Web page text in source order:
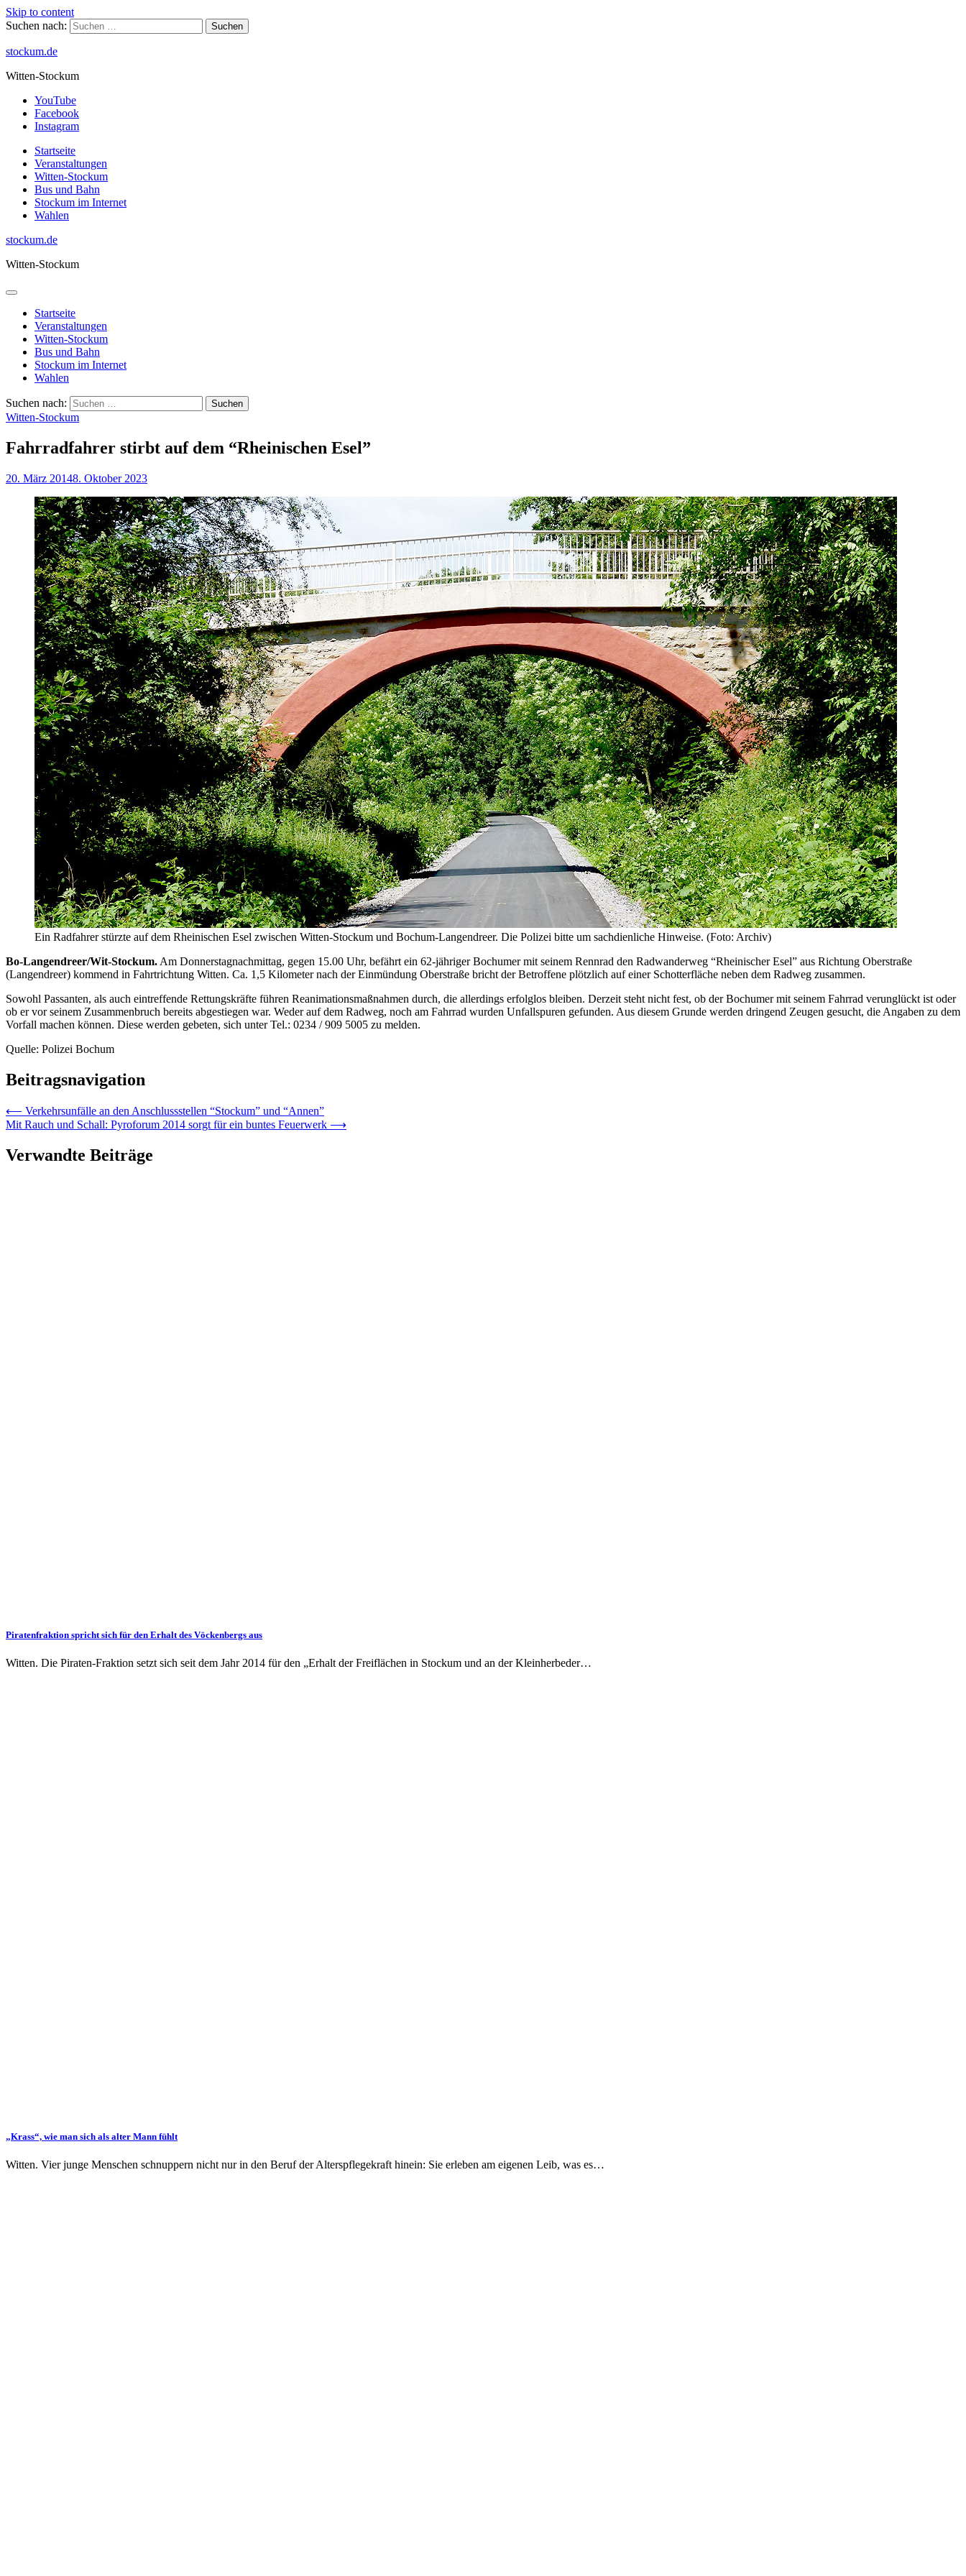
Skip to content
Suchen nach:
stockum.de
Witten-Stockum
YouTube
Facebook
Instagram
Startseite
Veranstaltungen
Witten-Stockum
Bus und Bahn
Stockum im Internet
Wahlen
stockum.de
Witten-Stockum
Startseite
Veranstaltungen
Witten-Stockum
Bus und Bahn
Stockum im Internet
Wahlen
Suchen nach:
Witten-Stockum
Fahrradfahrer stirbt auf dem “Rheinischen Esel”
20. März 20148. Oktober 2023
Ein Radfahrer stürzte auf dem Rheinischen Esel zwischen Witten-Stockum und Bochum-Langendreer. Die Polizei bitte um sachdienliche Hinweise. (Foto: Archiv)
Bo-Langendreer/Wit-Stockum. Am Donnerstagnachmittag, gegen 15.00 Uhr, befährt ein 62-jähriger Bochumer mit seinem Rennrad den Radwanderweg “Rheinischer Esel” aus Richtung Oberstraße
(Langendreer) kommend in Fahrtrichtung Witten. Ca. 1,5 Kilometer nach der Einmündung Oberstraße bricht der Betroffene plötzlich auf einer Schotterfläche neben dem Radweg zusammen.
Sowohl Passanten, als auch eintreffende Rettungskräfte führen Reanimationsmaßnahmen durch, die allerdings erfolglos bleiben. Derzeit steht nicht fest, ob der Bochumer mit seinem Fahrrad verunglückt ist oder
ob er vor seinem Zusammenbruch bereits abgestiegen war. Weder auf dem Radweg, noch am Fahrrad wurden Unfallspuren gefunden. Aus diesem Grunde werden dringend Zeugen gesucht, die Angaben zu dem
Vorfall machen können. Diese werden gebeten, sich unter Tel.: 0234 / 909 5005 zu melden.
Quelle: Polizei Bochum
Beitragsnavigation
⟵ Verkehrsunfälle an den Anschlussstellen “Stockum” und “Annen”
Mit Rauch und Schall: Pyroforum 2014 sorgt für ein buntes Feuerwerk ⟶
Verwandte Beiträge
Piratenfraktion spricht sich für den Erhalt des Vöckenbergs aus
Witten. Die Piraten-Fraktion setzt sich seit dem Jahr 2014 für den „Erhalt der Freiflächen in Stockum und an der Kleinherbeder…
„Krass“, wie man sich als alter Mann fühlt
Witten. Vier junge Menschen schnuppern nicht nur in den Beruf der Alterspflegekraft hinein: Sie erleben am eigenen Leib, was es…